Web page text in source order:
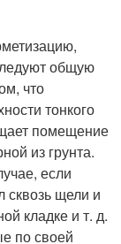
общую
что
тонкого
помещение
из грунта.
если
сквозь щели и
кладке и т. д.
по своей